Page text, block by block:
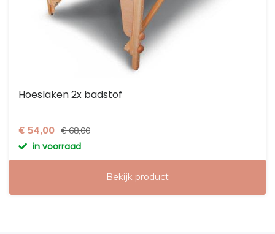
Hoeslaken 2x badstof
€ 54,00 € 68,00
in voorraad
Bekijk product